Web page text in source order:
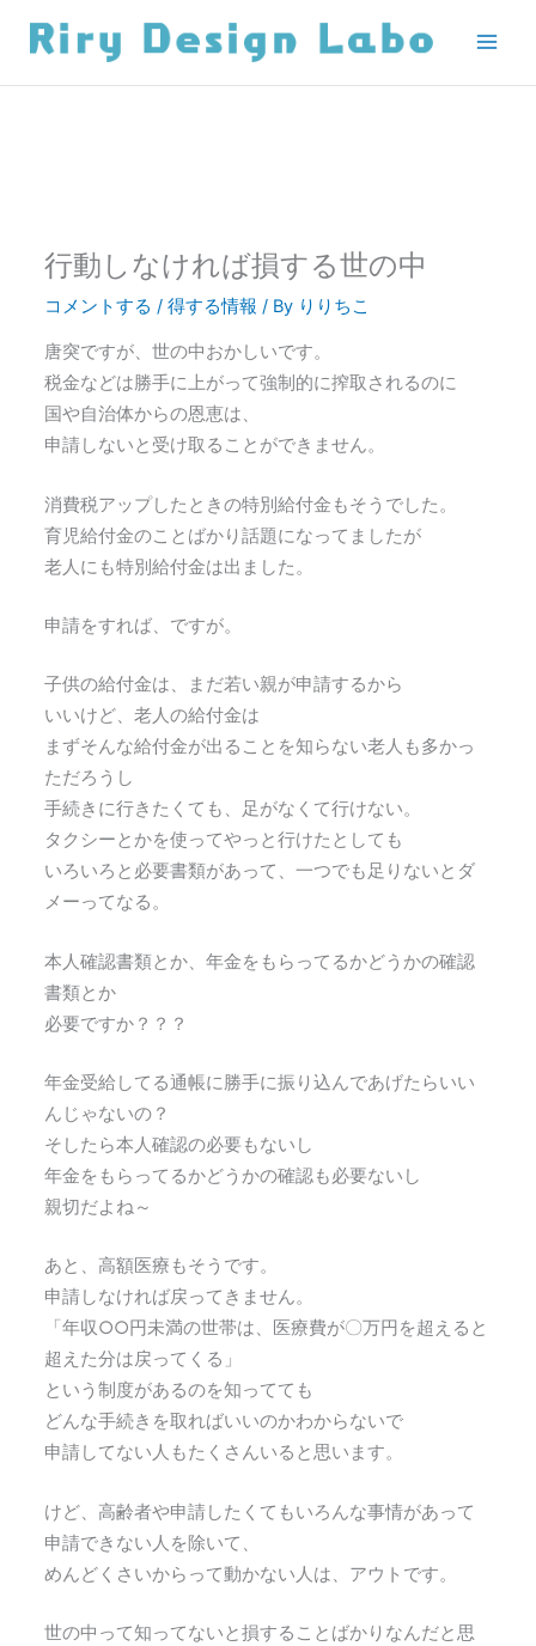
行動しなければ損する世の中
コメントする /得する情報 / By りりちこ
唐突ですが、世の中おかしいです。
税金などは勝手に上がって強制的に搾取されるのに
国や自治体からの恩恵は、
申請しないと受け取ることができません。
消費税アップしたときの特別給付金もそうでした。
育児給付金のことばかり話題になってましたが
老人にも特別給付金は出ました。
申請をすれば、ですが。
子供の給付金は、まだ若い親が申請するから
いいけど、老人の給付金は
まずそんな給付金が出ることを知らない老人も多かっ
ただろうし
手続きに行きたくても、足がなくて行けない。
タクシーとかを使ってやっと行けたとしても
いろいろと必要書類があって、一つでも足りないとダ
メーってなる。
本人確認書類とか、年金をもらってるかどうかの確認
書類とか
必要ですか？？？
年金受給してる通帳に勝手に振り込んであげたらいい
んじゃないの？
そしたら本人確認の必要もないし
年金をもらってるかどうかの確認も必要ないし
親切だよね～
あと、高額医療もそうです。
申請しなければ戻ってきません。
「年収○○円未満の世帯は、医療費が〇万円を超えると
超えた分は戻ってくる」
という制度があるのを知ってても
どんな手続きを取ればいいのかわからないで
申請してない人もたくさんいると思います。
けど、高齢者や申請したくてもいろんな事情があって
申請できない人を除いて、
めんどくさいからって動かない人は、アウトです。
世の中って知ってないと損することばかりなんだと思